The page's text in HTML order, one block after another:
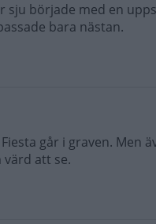
sju började med en
bara nästan.
går i graven. Men
att se.